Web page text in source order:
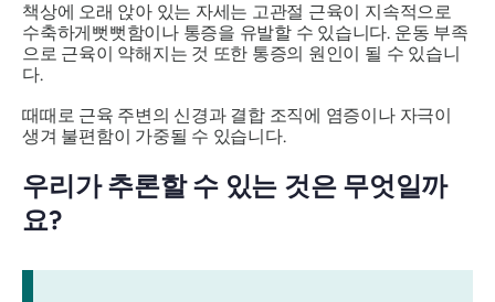
책상에 오래 앉아 있는 자세는 고관절 근육이 지속적으로
수축하게뻣뻣함이나 통증을 유발할 수 있습니다. 운동 부족
으로 근육이 약해지는 것 또한 통증의 원인이 될 수 있습니
다.
때때로 근육 주변의 신경과 결합 조직에 염증이나 자극이
생겨 불편함이 가중될 수 있습니다.
우리가 추론할 수 있는 것은 무엇일까
요?